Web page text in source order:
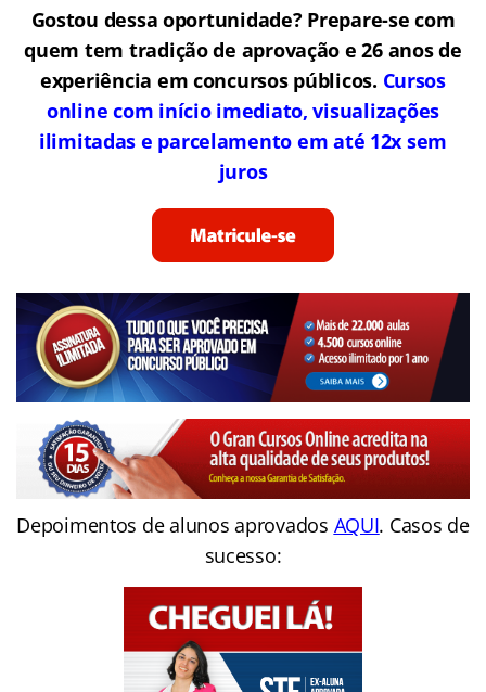
Gostou dessa oportunidade? Prepare-se com
quem tem tradição de aprovação e 26 anos de
experiência em concursos públicos. Cursos
online com início imediato, visualizações
ilimitadas e parcelamento em até 12x sem
juros
Depoimentos de alunos aprovados AQUI. Casos de
sucesso: